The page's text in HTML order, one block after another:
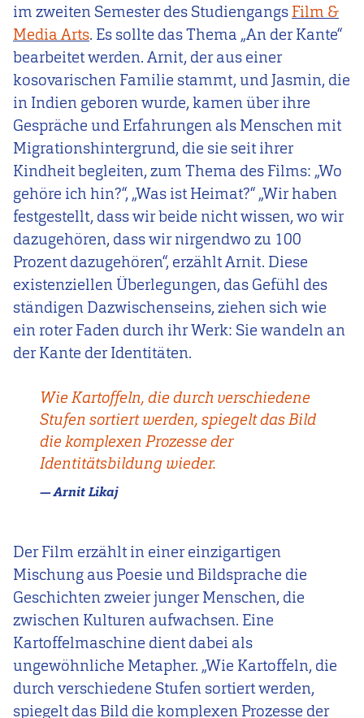
im zweiten Semester des Studiengangs Film &
Media Arts. Es sollte das Thema „An der Kante“
bearbeitet werden. Arnit, der aus einer
kosovarischen Familie stammt, und Jasmin, die
in Indien geboren wurde, kamen über ihre
Gespräche und Erfahrungen als Menschen mit
Migrationshintergrund, die sie seit ihrer
Kindheit begleiten, zum Thema des Films: „Wo
gehöre ich hin?“, „Was ist Heimat?“ „Wir haben
festgestellt, dass wir beide nicht wissen, wo wir
dazugehören, dass wir nirgendwo zu 100
Prozent dazugehören“, erzählt Arnit. Diese
existenziellen Überlegungen, das Gefühl des
ständigen Dazwischenseins, ziehen sich wie
ein roter Faden durch ihr Werk: Sie wandeln an
der Kante der Identitäten.
Wie Kartoffeln, die durch verschiedene
Stufen sortiert werden, spiegelt das Bild
die komplexen Prozesse der
Identitätsbildung wieder.
Arnit Likaj
Der Film erzählt in einer einzigartigen
Mischung aus Poesie und Bildsprache die
Geschichten zweier junger Menschen, die
zwischen Kulturen aufwachsen. Eine
Kartoffelmaschine dient dabei als
ungewöhnliche Metapher. „Wie Kartoffeln, die
durch verschiedene Stufen sortiert werden,
spiegelt das Bild die komplexen Prozesse der